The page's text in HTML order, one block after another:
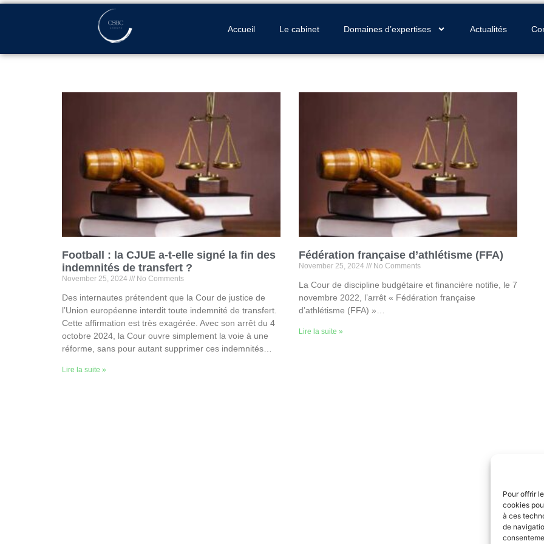
Pour offrir
cookies
à ces
de
Accueil Le cabinet Domaines d’expertises Actualités
Football : la CJUE a-t-elle signé la fin des
indemnités de transfert ?
November 25, 2024 No Comments
Des internautes prétendent que la Cour de justice de
l’Union européenne interdit toute indemnité de transfert.
Cette affirmation est très exagérée. Avec son arrêt du 4
octobre 2024, la Cour ouvre simplement la voie à une
réforme, sans pour autant supprimer ces indemnités…
Lire la suite »
Fédération française d’athlétisme (FFA)
November 25, 2024 No Comments
La Cour de discipline budgétaire et financière notifie, le 7
novembre 2022, l’arrêt « Fédération française
d’athlétisme (FFA) »…
Lire la suite »